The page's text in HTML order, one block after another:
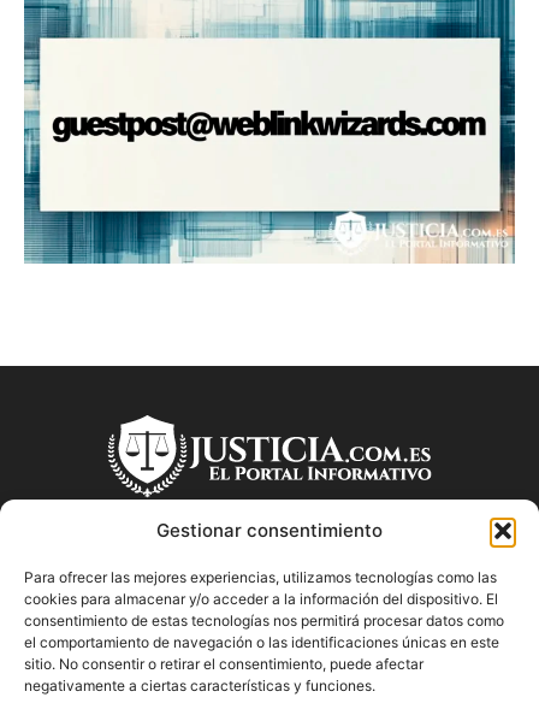
Gestionar consentimiento
Para ofrecer las mejores experiencias, utilizamos tecnologías como las
cookies para almacenar y/o acceder a la información del dispositivo. El
consentimiento de estas tecnologías nos permitirá procesar datos como
el comportamiento de navegación o las identificaciones únicas en este
sitio. No consentir o retirar el consentimiento, puede afectar
negativamente a ciertas características y funciones.
SOBRE NOSOTROS
"Descubre en Justicia.com.es información relevante sobre la
justicia española. Obtén consejos jurídicos, conoce las leyes
y encuentra información útil sobre temas legales en este